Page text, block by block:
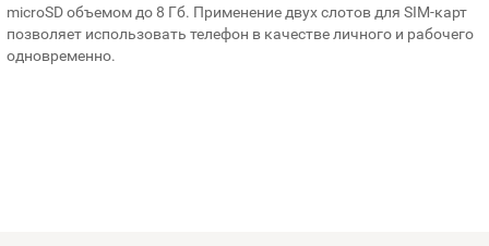
microSD объемом до 8 Гб. Применение двух слотов для SIM-карт
позволяет использовать телефон в качестве личного и рабочего
одновременно.